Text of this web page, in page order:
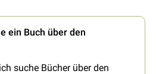
ein Buch über den
suche Bücher über den